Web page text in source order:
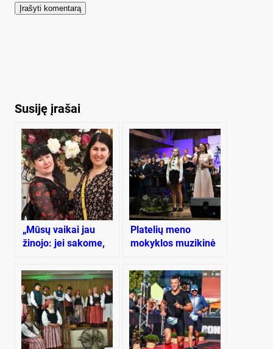
Susiję įrašai
„Mūsų vaikai jau
žinojo: jei sakome,
vadinasi, reikia bėgti
iš visų jėgų“
Platelių meno
mokyklos muzikinė
bendrystę ir
bendradarbiavimą